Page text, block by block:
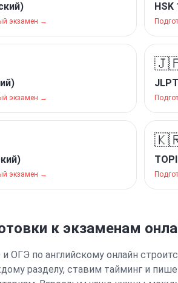
экзамен →
HSK
экзамен →
экзамен →
к экзаменам
ОГЭ по английскому онлайн
разделу, ставим тайминг и